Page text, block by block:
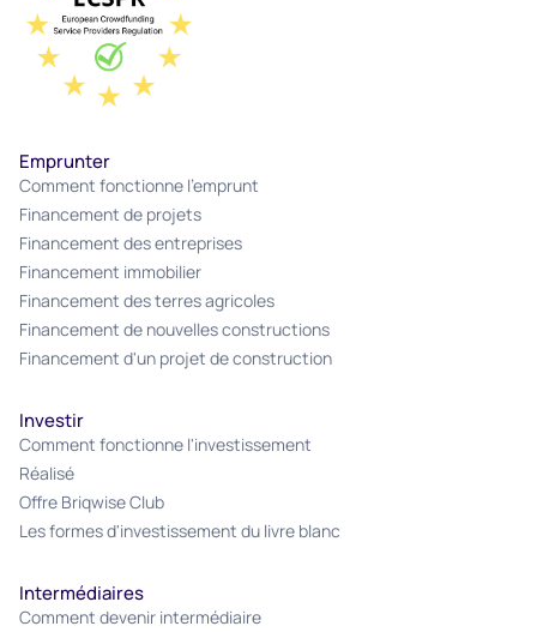
Emprunter
Comment fonctionne l'emprunt
Financement de projets
Financement des entreprises
Financement immobilier
Financement des terres agricoles
Financement de nouvelles constructions
Financement d'un projet de construction
Investir
Comment fonctionne l'investissement
Réalisé
Offre Briqwise Club
Les formes d'investissement du livre blanc
Intermédiaires
Comment devenir intermédiaire